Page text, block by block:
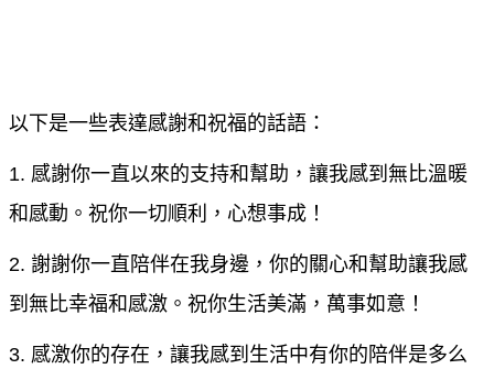
以下是一些表達感謝和祝福的話語：
1. 感謝你一直以來的支持和幫助，讓我感到無比溫暖
和感動。祝你一切順利，心想事成！
2. 謝謝你一直陪伴在我身邊，你的關心和幫助讓我感
到無比幸福和感激。祝你生活美滿，萬事如意！
3. 感激你的存在，讓我感到生活中有你的陪伴是多么